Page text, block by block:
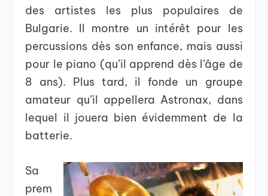
des artistes les plus populaires de
Bulgarie. Il montre un intérêt pour les
percussions dès son enfance, mais aussi
pour le piano (qu’il apprend dès l’âge de
8 ans). Plus tard, il fonde un groupe
amateur qu’il appellera Astronax, dans
lequel il jouera bien évidemment de la
batterie.
Sa
prem